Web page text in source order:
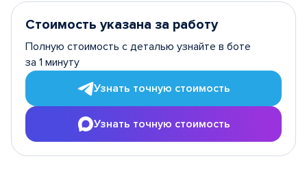
Стоимость указана за работу
Полную стоимость с деталью узнайте в боте
за 1 минуту
Узнать точную стоимость
Узнать точную стоимость